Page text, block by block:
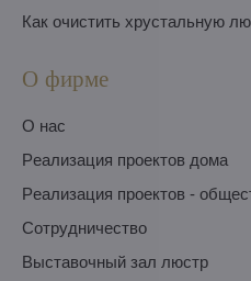
Как очистить хрустальную
О фирме
O нас
Pеализация проектов дома
Pеализация проектов -
Сотрудничество
Выставочный зал люстр